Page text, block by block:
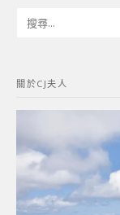
字:
關於CJ夫人